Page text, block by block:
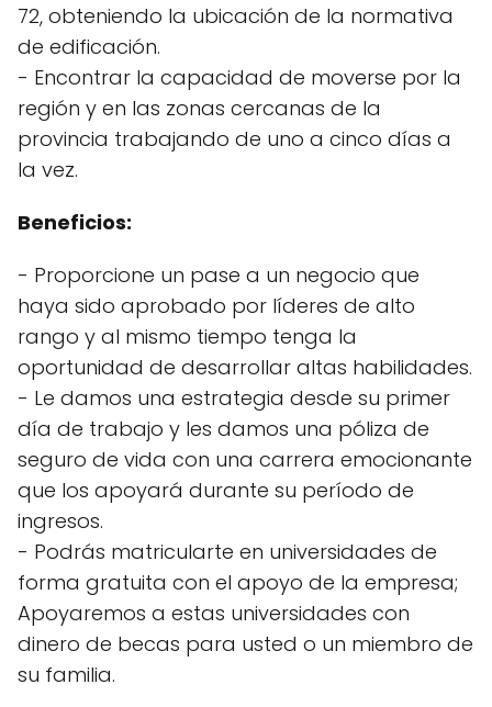
72, obteniendo la ubicación de la normativa
de edificación.
- Encontrar la capacidad de moverse por la
región y en las zonas cercanas de la
provincia trabajando de uno a cinco días a
la vez.
Beneficios:
- Proporcione un pase a un negocio que
haya sido aprobado por líderes de alto
rango y al mismo tiempo tenga la
oportunidad de desarrollar altas habilidades.
- Le damos una estrategia desde su primer
día de trabajo y les damos una póliza de
seguro de vida con una carrera emocionante
que los apoyará durante su período de
ingresos.
- Podrás matricularte en universidades de
forma gratuita con el apoyo de la empresa;
Apoyaremos a estas universidades con
dinero de becas para usted o un miembro de
su familia.